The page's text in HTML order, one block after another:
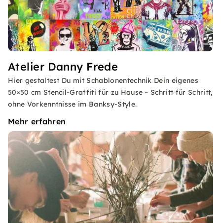
Atelier Danny Frede
Hier gestaltest Du mit Schablonentechnik Dein eigenes
50×50 cm Stencil-Graffiti für zu Hause – Schritt für Schritt,
ohne Vorkenntnisse im Banksy-Style.
Mehr erfahren